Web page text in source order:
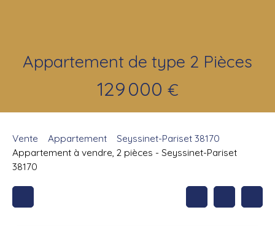
Appartement de type 2 Pièces
129 000 €
Vente Appartement
Seyssinet-Pariset 38170
Appartement à vendre, 2 pièces - Seyssinet-Pariset
38170